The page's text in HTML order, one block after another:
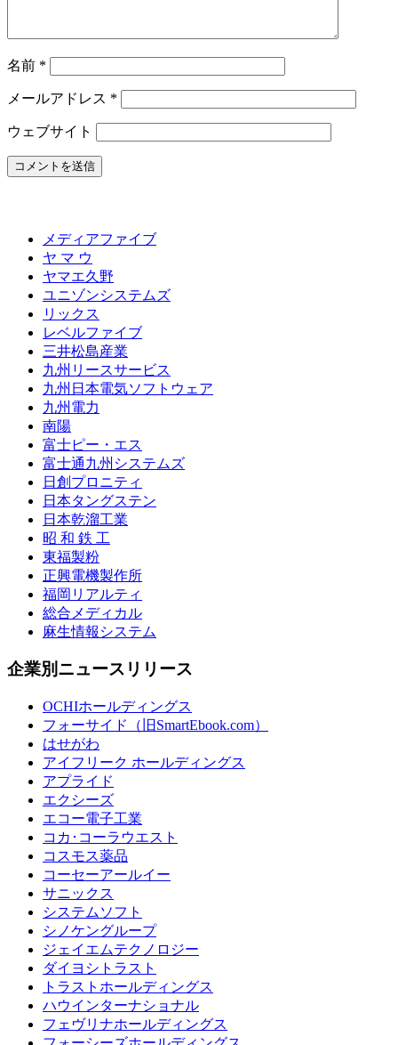
名前 *
メールアドレス *
ウェブサイト
メディアファイブ
ヤ マ ウ
ヤマエ久野
ユニゾンシステムズ
リックス
レベルファイブ
三井松島産業
九州リースサービス
九州日本電気ソフトウェア
九州電力
南陽
富士ピー・エス
富士通九州システムズ
日創プロニティ
日本タングステン
日本乾溜工業
昭 和 鉄 工
東福製粉
正興電機製作所
福岡リアルティ
総合メディカル
麻生情報システム
企業別ニュースリリース
OCHIホールディングス
フォーサイド（旧SmartEbook.com）
はせがわ
アイフリーク ホールディングス
アプライド
エクシーズ
エコー電子工業
コカ･コーラウエスト
コスモス薬品
コーセーアールイー
サニックス
システムソフト
シノケングループ
ジェイエムテクノロジー
ダイヨシトラスト
トラストホールディングス
ハウインターナショナル
フェヴリナホールディングス